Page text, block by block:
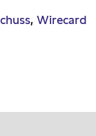
Wirecard